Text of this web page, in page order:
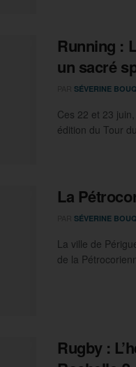
Running :
un sacré
SÉVERINE
Ces 22 et 23
édition du Tour
La
SÉVERINE
La ville de
de la
Rugby :